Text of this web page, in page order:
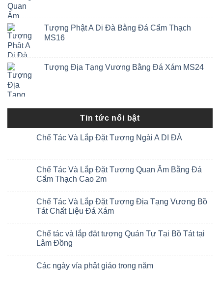
Tượng Phật A Di Đà Bằng Đá Cẩm Thạch
MS16
Tượng Địa Tạng Vương Bằng Đá Xám MS24
Tin tức nổi bật
Chế Tác Và Lắp Đặt Tượng Ngài A DI ĐÀ
Chế Tác Và Lắp Đặt Tượng Quan Âm Bằng Đá
Cẩm Thạch Cao 2m
Chế Tác Và Lắp Đặt Tượng Địa Tạng Vương Bồ
Tát Chất Liệu Đá Xám
Chế tác và lắp đặt tượng Quán Tự Tại Bồ Tát tại
Lâm Đồng
Các ngày vía phật giáo trong năm